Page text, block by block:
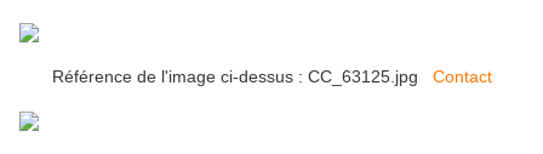
Référence de l'image ci-dessus : CC_63125.jpg Contact